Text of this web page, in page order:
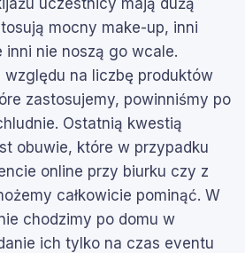
uczestnicy mają dużą
mocny make-up, inni
inni nie noszą go wcale.
względu na liczbę produktów
zastosujemy, powinniśmy po
Ostatnią kwestią
obuwie, które w przypadku
online przy biurku czy z
całkowicie pominąć. W
chodzimy po domu w
ich tylko na czas eventu